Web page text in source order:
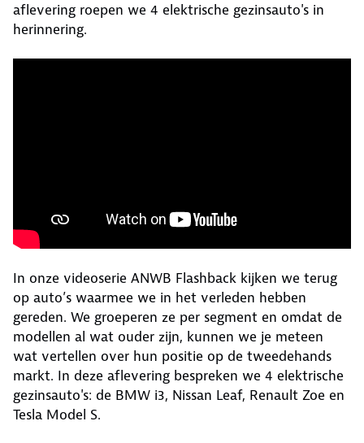
aflevering roepen we 4 elektrische gezinsauto's in
herinnering.
In onze videoserie ANWB Flashback kijken we terug
op auto’s waarmee we in het verleden hebben
gereden. We groeperen ze per segment en omdat de
modellen al wat ouder zijn, kunnen we je meteen
wat vertellen over hun positie op de tweedehands
markt. In deze aflevering bespreken we 4 elektrische
gezinsauto's: de BMW i3, Nissan Leaf, Renault Zoe en
Tesla Model S.